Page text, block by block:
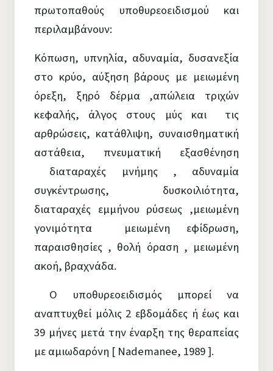
πρωτοπαθούς υποθυρεοειδισμού και
περιλαμβάνουν:
Κόπωση, υπνηλία, αδυναμία, δυσανεξία
στο κρύο, αύξηση βάρους με μειωμένη
όρεξη, ξηρό δέρμα ,απώλεια τριχών
κεφαλής, άλγος στους μύς και τις
αρθρώσεις, κατάθλιψη, συναισθηματική
αστάθεια, πνευματική εξασθένηση
διαταραχές μνήμης , αδυναμία
συγκέντρωσης, δυσκοιλιότητα,
διαταραχές εμμήνου ρύσεως ,μειωμένη
γονιμότητα μειωμένη εφίδρωση,
παραισθησίες , θολή όραση , μειωμένη
ακοή, βραχνάδα.
Ο υποθυρεοειδισμός μπορεί να
αναπτυχθεί μόλις 2 εβδομάδες ή έως και
39 μήνες μετά την έναρξη της θεραπείας
με αμιωδαρόνη [ Nademanee, 1989 ].